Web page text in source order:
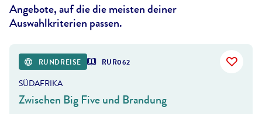
Angebote, auf die die meisten deiner
Auswahlkriterien passen.
RUNDREISE RUR062
SÜDAFRIKA
Zwischen Big Five und Brandung